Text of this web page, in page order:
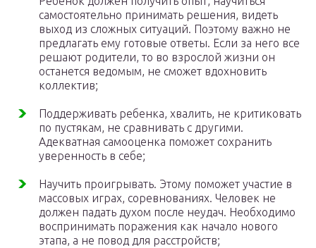
самостоятельно принимать решения, видеть
выход из сложных ситуаций. Поэтому важно не
предлагать ему готовые ответы. Если за него все
решают родители, то во взрослой жизни он
останется ведомым, не сможет вдохновить
коллектив;
Поддерживать ребенка, хвалить, не критиковать
по пустякам, не сравнивать с другими.
Адекватная самооценка поможет сохранить
уверенность в себе;
Научить проигрывать. Этому поможет участие в
массовых играх, соревнованиях. Человек не
должен падать духом после неудач. Необходимо
воспринимать поражения как начало нового
этапа, а не повод для расстройств;